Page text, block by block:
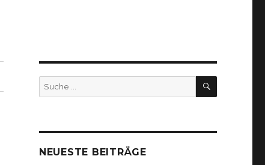
Suche
nach:
SUCHEN
NEUESTE BEITRÄGE